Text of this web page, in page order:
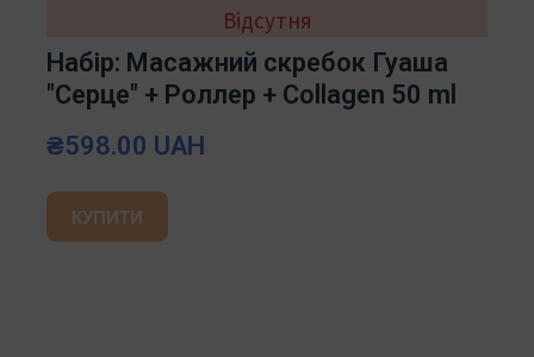
Відсутня
Набір: Масажний скребок Гуаша
"Серце" + Роллер + Collagen 50 ml
₴598.00 UAH
КУПИТИ